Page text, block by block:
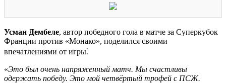
Усман Дембеле, автор победного гола в матче за Суперкубок
Франции против «Монако», поделился своими
впечатлениями от игры⁚
«Это был очень напряженный матч. Мы счастливы
одержать победу. Это мой четвёртый трофей с ПСЖ.